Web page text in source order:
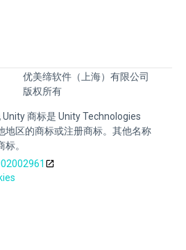
优美缔软件（上海）有限公司
版权所有
商标是 Unity Technologies
地区的商标或注册商标。其他名称
。